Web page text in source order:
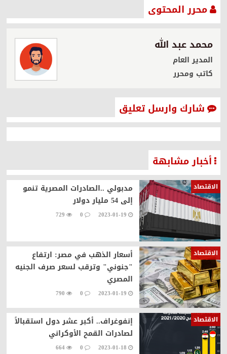
محرر المحتوى
محمد عبد الله
المدير العام
كاتب ومحرر
شارك وارسل تعليق
أخبار مشابهة
الاقتصاد
مدبولي ..الصادرات المصرية تنمو
إلى 54 مليار دولار
2023-01-19
0
729
الاقتصاد
أسعار الذهب في مصر: ارتفاع
"جنوني" وترقب لسعر صرف الجنيه
المصري
2023-01-19
0
790
الاقتصاد
إنفوغراف.. أكبر عشر دول استقبالاً
لصادرات القمح الأوكراني
2023-01-18
0
664